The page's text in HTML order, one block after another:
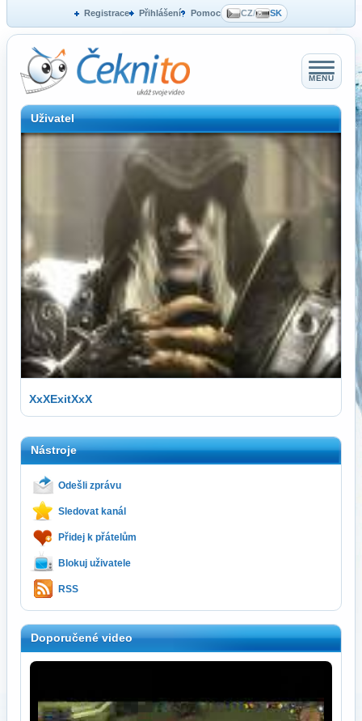
Registrace Přihlášení Pomoc CZ/ SK
MENU
Uživatel
XxXExitXxX
Nástroje
Odešli zprávu
Sledovat kanál
Přidej k přátelům
Blokuj uživatele
RSS
Doporučené video